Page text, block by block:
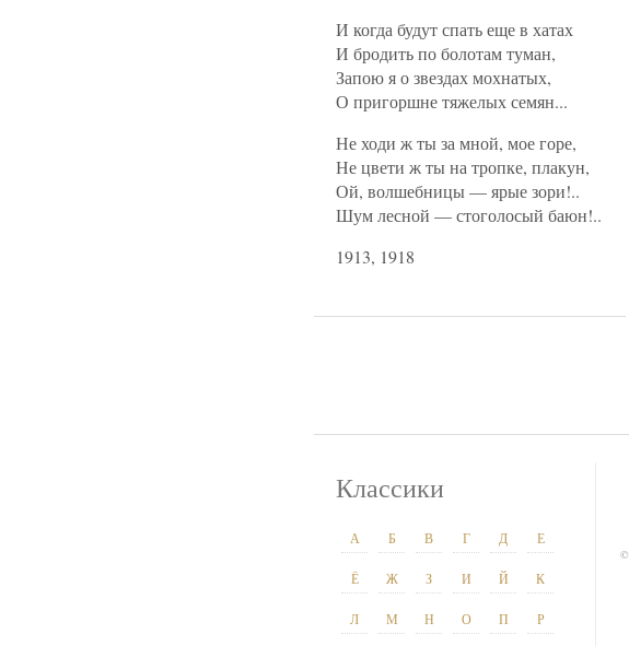
И когда будут спать еще в хатах
И бродить по болотам туман,
Запою я о звездах мохнатых,
О пригоршне тяжелых семян...
Не ходи ж ты за мной, мое горе,
Не цвети ж ты на тропке, плакун,
Ой, волшебницы — ярые зори!..
Шум лесной — стоголосый баюн!..
1913, 1918
Классики
А Б В Г Д Е
Ё Ж З И Й К
Л М Н О П Р